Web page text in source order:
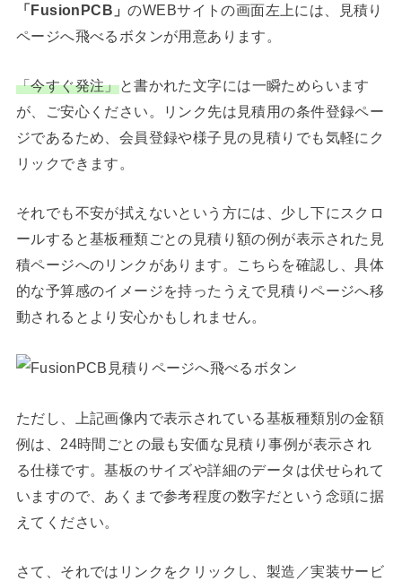
「FusionPCB」のWEBサイトの画面左上には、見積り
ページへ飛べるボタンが用意あります。
「今すぐ発注」と書かれた文字には一瞬ためらいます
が、ご安心ください。リンク先は見積用の条件登録ペー
ジであるため、会員登録や様子見の見積りでも気軽にク
リックできます。
それでも不安が拭えないという方には、少し下にスクロ
ールすると基板種類ごとの見積り額の例が表示された見
積ページへのリンクがあります。こちらを確認し、具体
的な予算感のイメージを持ったうえで見積りページへ移
動されるとより安心かもしれません。
ただし、上記画像内で表示されている基板種類別の金額
例は、24時間ごとの最も安価な見積り事例が表示され
る仕様です。基板のサイズや詳細のデータは伏せられて
いますので、あくまで参考程度の数字だという念頭に据
えてください。
さて、それではリンクをクリックし、製造／実装サービ